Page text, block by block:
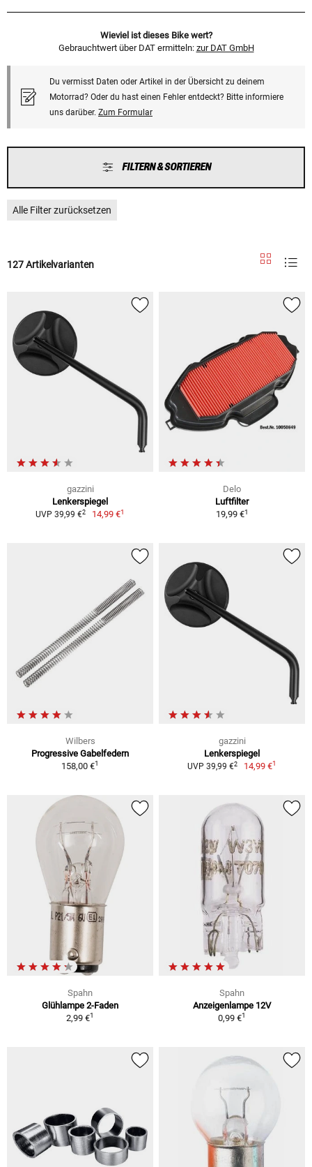
Wieviel ist dieses Bike wert?
Gebrauchtwert über DAT ermitteln: zur DAT GmbH
Du vermisst Daten oder Artikel in der Übersicht zu deinem
Motorrad? Oder du hast einen Fehler entdeckt? Bitte informiere
uns darüber. Zum Formular
FILTERN & SORTIEREN
Alle Filter zurücksetzen
127 Artikelvarianten
gazzini
Lenkerspiegel
UVP 39,99 €2 14,99 €1
Delo
Luftfilter
19,99 €1
Wilbers
Progressive Gabelfedern
158,00 €1
gazzini
Lenkerspiegel
UVP 39,99 €2 14,99 €1
Spahn
Glühlampe 2-Faden
2,99 €1
Spahn
Anzeigenlampe 12V
0,99 €1